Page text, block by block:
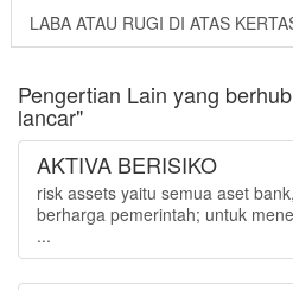
LABA ATAU RUGI DI ATAS
Pengertian Lain yang
lancar"
AKTIVA BERISIKO
risk assets yaitu semua aset
berharga pemerintah; untuk
...